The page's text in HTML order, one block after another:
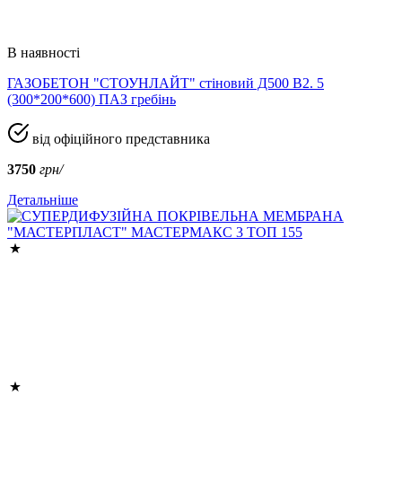
В наявності
ГАЗОБЕТОН "СТОУНЛАЙТ" стіновий Д500 В2. 5
(300*200*600) ПАЗ гребінь
від офіційного представника
3750 грн/
Детальніше